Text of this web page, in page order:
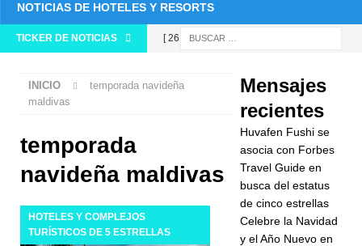
NOTICIAS DE HOTELES Y RESORTS
TICKER DE NOTICIAS [ 26 de
asocia con
Forbes
Travel Guide
INICIO
temporada navideña
maldivas
temporada
navideña maldivas
HOTELES Y COMPLEJOS
TURÍSTICOS DE 5 ESTRELLAS
Mensajes
recientes
Huvafen Fushi se
asocia con Forbes
Travel Guide en
busca del estatus
de cinco estrellas
Celebre la Navidad
y el Año Nuevo en